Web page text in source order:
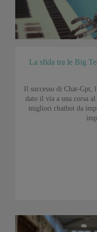
La sfida tra le Big
Il successo di Chat-Gpt,
dato il via a una corsa
migliori chatbot da